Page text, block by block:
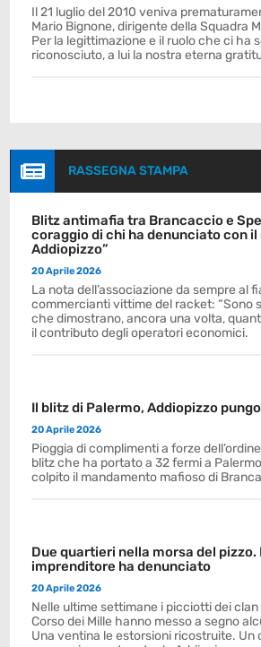
Il 21 luglio del 2010 veniva
Mario Bignone, dirigente della Squadra
Per la legittimazione e il ruolo che ci ha
riconosciuto, a lui la nostra eterna
 RASSEGNA STAMPA
Blitz antimafia tra Brancaccio e
coraggio di chi ha denunciato con il
Addiopizzo”
20 Aprile 2026
La nota dell’associazione da sempre al
commercianti vittime del racket: “Sono
che dimostrano, ancora una volta,
il contributo degli operatori economici.
Il blitz di Palermo, Addiopizzo
20 Aprile 2026
Pioggia di complimenti a forze
blitz che ha portato a 32 fermi a
colpito il mandamento mafioso di
Due quartieri nella morsa del pizzo.
imprenditore ha denunciato
20 Aprile 2026
Nelle ultime settimane i picciotti dei
Corso dei Mille hanno messo a segno
Una ventina le estorsioni ricostruite. Un